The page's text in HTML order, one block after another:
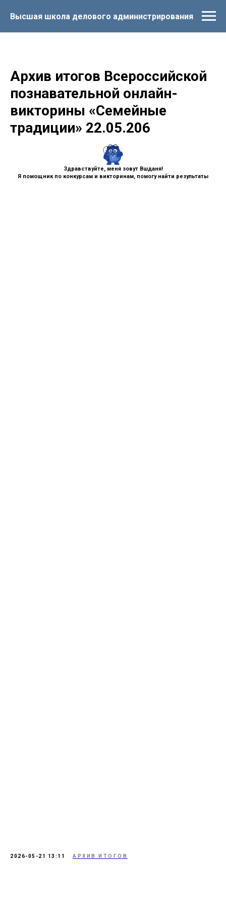
Высшая школа делового администрирования
Архив итогов Всероссийской
познавательной онлайн-
викторины «Семейные
традиции» 22.05.206
Здравствуйте, меня зовут Вшданя!
Я помощник по конкурсам и викторинам, помогу найти результаты
2026-05-21 13:11 АРХИВ ИТОГОВ